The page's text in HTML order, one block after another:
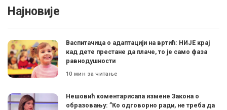
Најновије
Васпитачица о адаптацији на вртић: НИЈЕ крај
кад дете престане да плаче, то је само фаза
равнодушности
10 мин за читање
Нешовић коментарисала измене Закона о
образовању: ”Ко одговорно ради, не треба да